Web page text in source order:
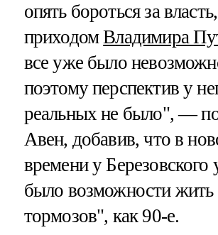
опять бороться за
приходомВладимира
все уже было
поэтому перспектив у
реальных не было", —
Авен, добавив, что в
времени у Березовского
было возможности жить
тормозов", как 90-е.